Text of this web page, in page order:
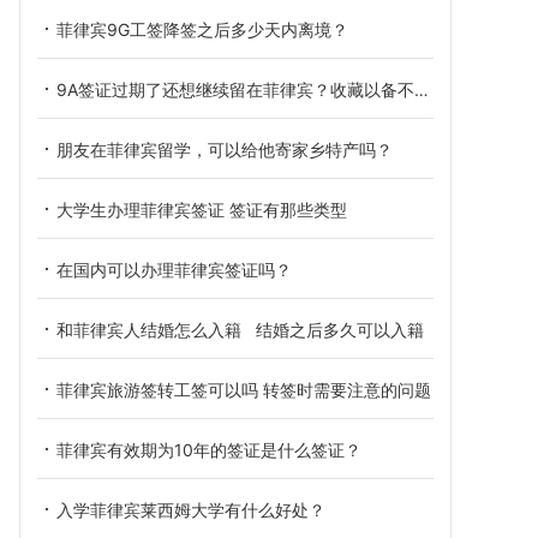
菲律宾9G工签降签之后多少天内离境？
9A签证过期了还想继续留在菲律宾？收藏以备不时之需！
朋友在菲律宾留学，可以给他寄家乡特产吗？
大学生办理菲律宾签证 签证有那些类型
在国内可以办理菲律宾签证吗？
和菲律宾人结婚怎么入籍 结婚之后多久可以入籍
菲律宾旅游签转工签可以吗 转签时需要注意的问题
菲律宾有效期为10年的签证是什么签证？
入学菲律宾莱西姆大学有什么好处？